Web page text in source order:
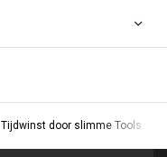
Tijdwinst door slimme Tools